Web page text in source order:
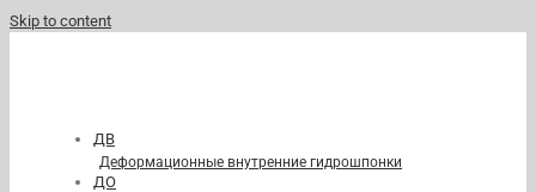
Skip to content
ДВ
Деформационные внутренние гидрошпонки
ДО